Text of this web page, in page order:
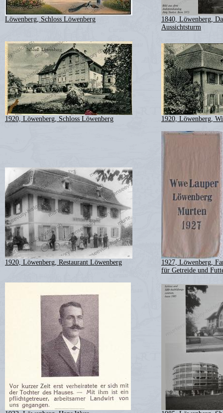
Löwenberg, Schloss Löwenberg
1840, Löwenberg,
Aussichtsturm
1920, Löwenberg, Schloss Löwenberg 1920, Löwenberg,
1920, Löwenberg, Restaurant Löwenberg
1927, Löwenberg,
für Getreide und